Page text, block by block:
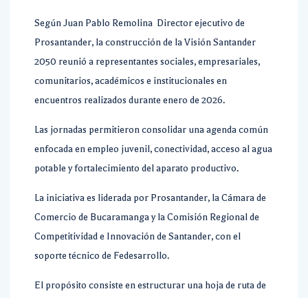
Según Juan Pablo Remolina Director ejecutivo de
Prosantander, la construcción de la Visión Santander
2050 reunió a representantes sociales, empresariales,
comunitarios, académicos e institucionales en
encuentros realizados durante enero de 2026.
Las jornadas permitieron consolidar una agenda común
enfocada en empleo juvenil, conectividad, acceso al agua
potable y fortalecimiento del aparato productivo.
La iniciativa es liderada por Prosantander, la Cámara de
Comercio de Bucaramanga y la Comisión Regional de
Competitividad e Innovación de Santander, con el
soporte técnico de Fedesarrollo.
El propósito consiste en estructurar una hoja de ruta de